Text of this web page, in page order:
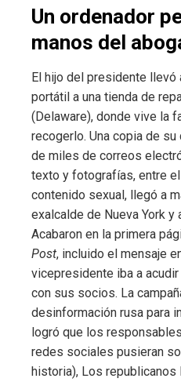
Un ordenador
manos del
El hijo del presidente llevó
portátil a una tienda de
(Delaware), donde vive la
recogerlo. Una copia de
de miles de correos
texto y fotografías, entre
contenido sexual, llegó a
exalcalde de Nueva York y
Acabaron en la primera
Post, incluido el mensaje
vicepresidente iba a acudir
con sus socios. La
desinformación rusa para
logró que los
redes sociales pusieran
historia), Los republicanos